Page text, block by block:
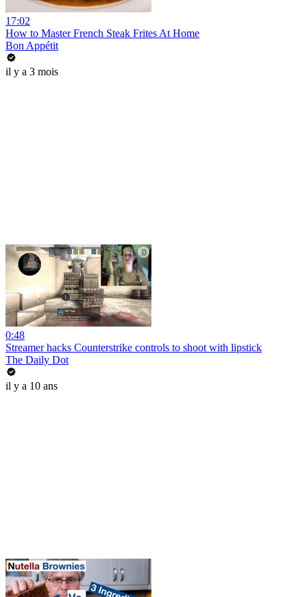
17:02
How to Master French Steak Frites At Home
Bon Appétit
il y a 3 mois
0:48
Streamer hacks Counterstrike controls to shoot with lipstick
The Daily Dot
il y a 10 ans